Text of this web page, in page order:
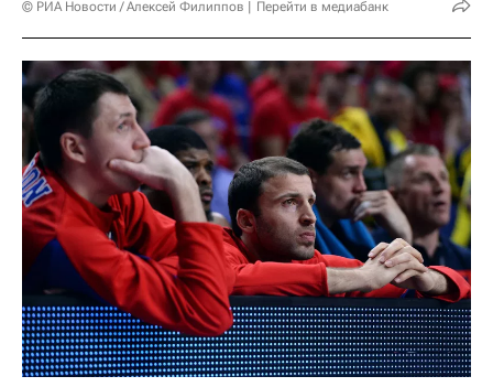
© РИА Новости / Алексей Филиппов Перейти в медиабанк